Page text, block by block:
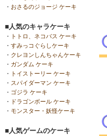
・ おさるのジョージ ケーキ
■人気のキャラケーキ
・
トトロ、ネコバス ケーキ
・ すみっコぐらしケーキ
・ クレヨンしんちゃんケーキ
・ ガンダム ケーキ
・
トイストーリー ケーキ
・ スパイダーマン ケーキ
・ ゴジラ ケーキ
・
ドラゴンボール ケーキ
・ モンスター・妖怪ケーキ
■人気ゲームのケーキ